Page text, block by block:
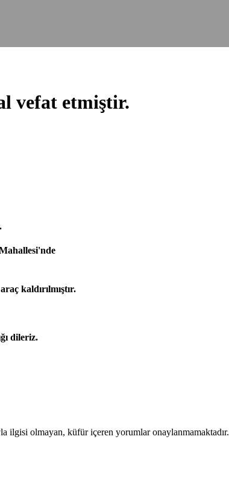
vefat etmiştir.
kaldırılmıştır.
dileriz.
ilgisi olmayan, küfür içeren yorumlar onaylanmamaktadır.